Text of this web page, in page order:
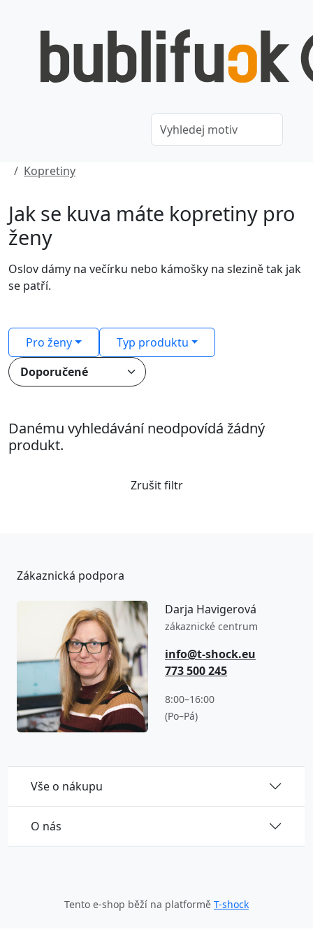
Kopretiny
Jak se kuva máte kopretiny pro
ženy
Oslov dámy na večírku nebo kámošky na slezině tak jak
se patří.
Pro ženy Typ produktu
Danému vyhledávání neodpovídá žádný
produkt.
Zrušit filtr
Vše o nákupu
O nás
Zákaznická podpora
Darja Havigerová
zákaznické centrum
info@t-shock.eu
773 500 245
8:00–16:00
(Po–Pá)
Tento e-shop běží na platformě T-shock